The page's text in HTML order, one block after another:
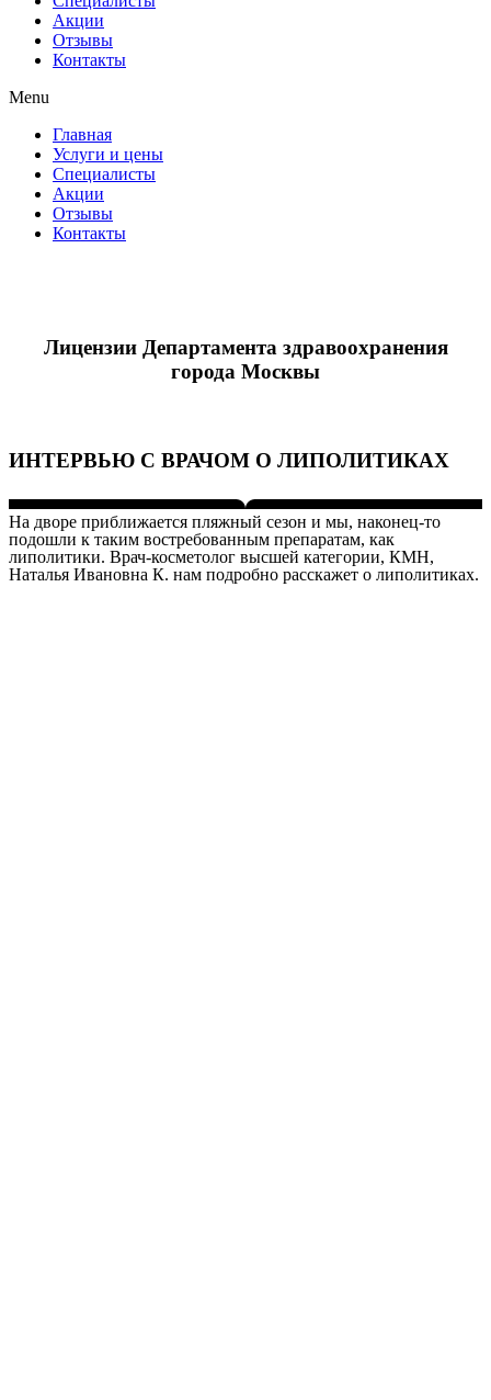
Акции
Отзывы
Контакты
Menu
Главная
Услуги и цены
Специалисты
Акции
Отзывы
Контакты
Лицензии Департамента здравоохранения
города Москвы
ИНТЕРВЬЮ С ВРАЧОМ О ЛИПОЛИТИКАХ
На дворе приближается пляжный сезон и мы, наконец-то
подошли к таким востребованным препаратам, как
липолитики. Врач-косметолог высшей категории, КМН,
Наталья Ивановна К. нам подробно расскажет о липолитиках.